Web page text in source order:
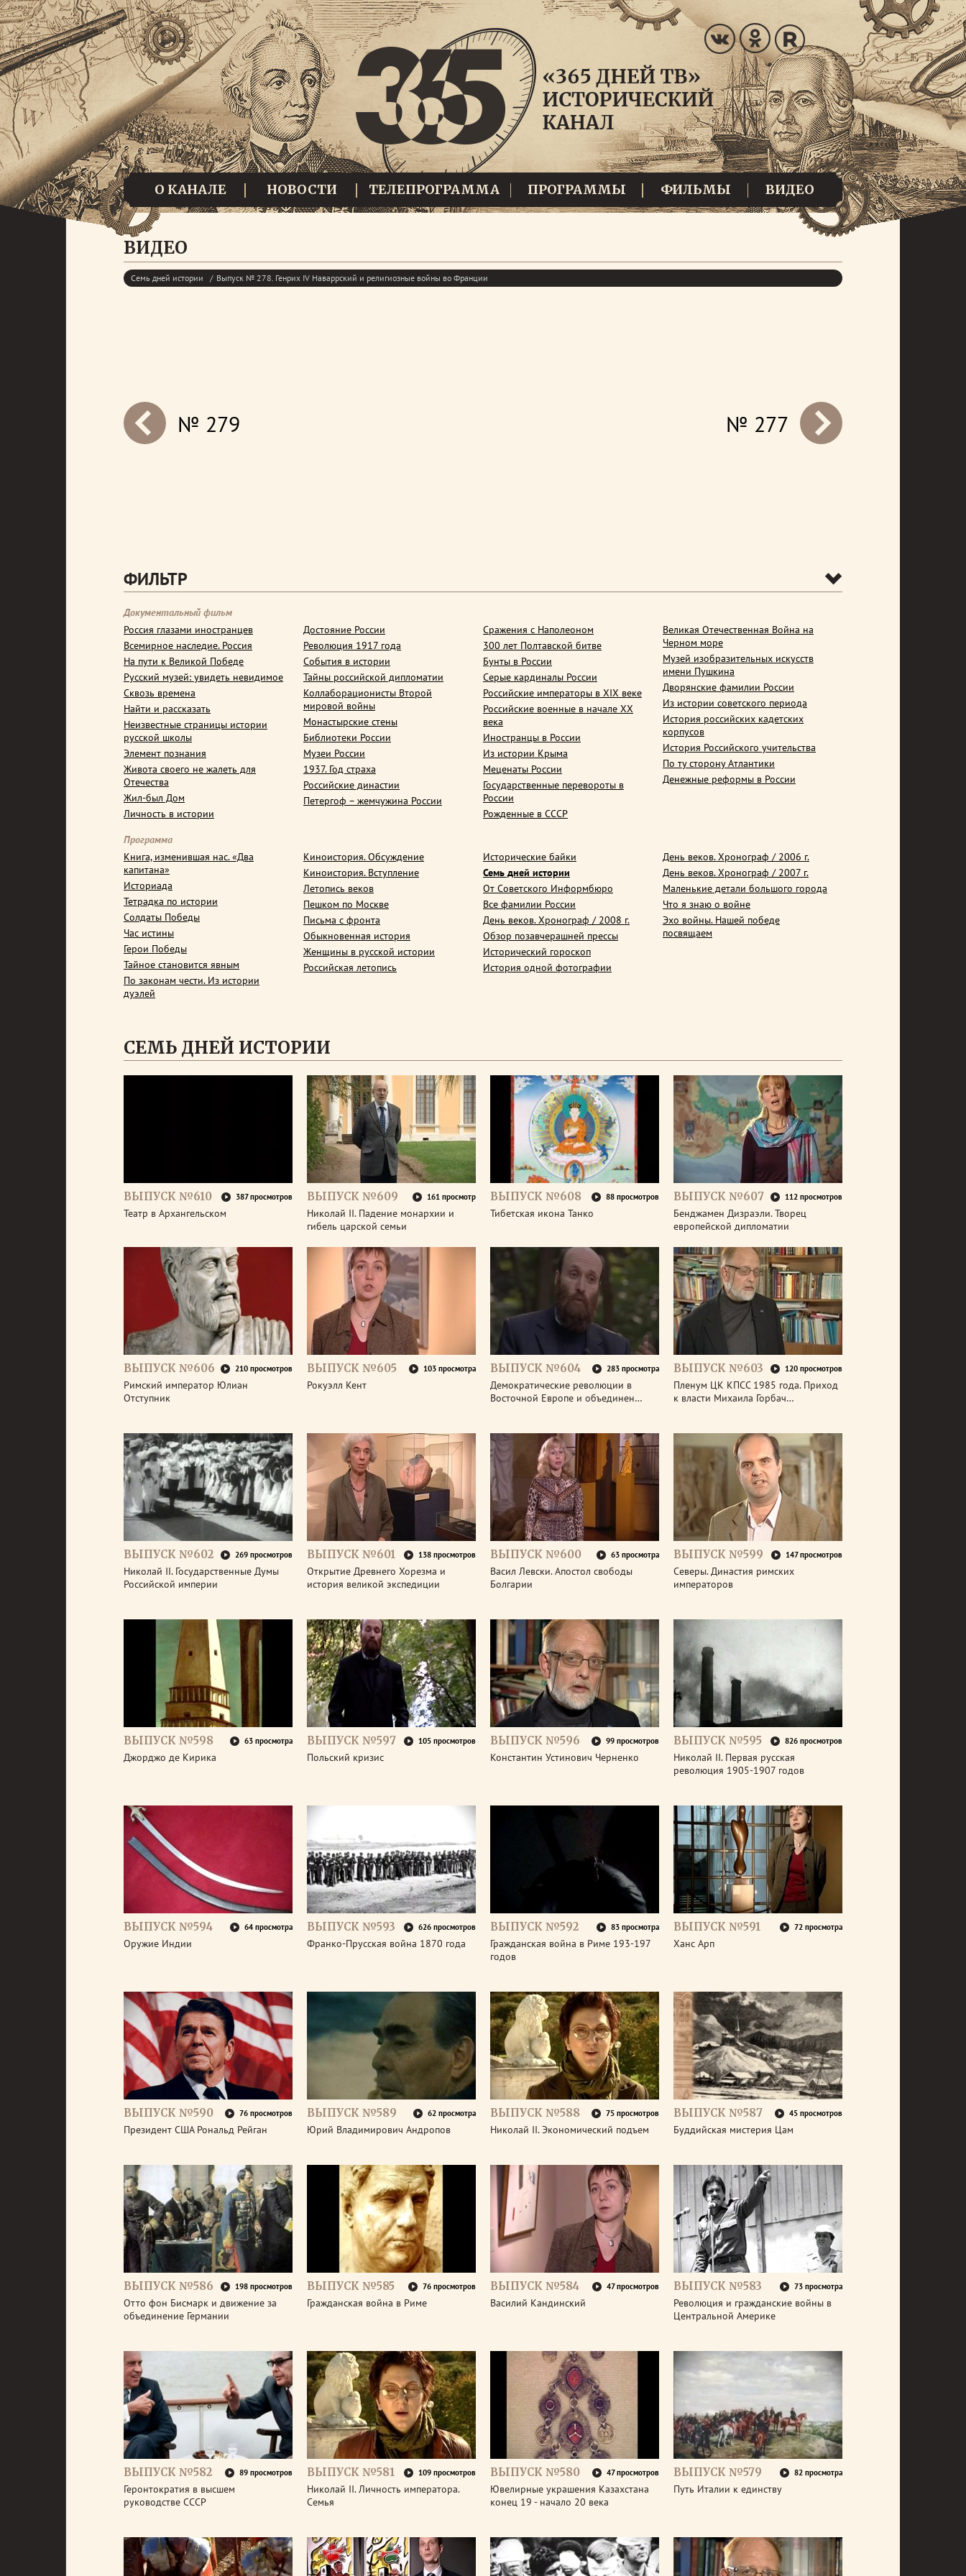
О КАНАЛЕ НОВОСТИ ТЕЛЕПРОГРАММА ПРОГРАММЫ ФИЛЬМЫ ВИДЕО
ВИДЕО
Семь дней истории Выпуск № 278. Генрих IV Наваррский и религиозные войны во Франции
prev
next № 277
№ 279
ФИЛЬТР
Документальный фильм
Россия глазами иностранцев
Всемирное наследие. Россия
На пути к Великой Победе
Русский музей: увидеть невидимое
Сквозь времена
Найти и рассказать
Неизвестные страницы истории
русской школы
Элемент познания
Живота своего не жалеть для
Отечества
Жил-был Дом
Личность в истории
Достояние России
Революция 1917 года
События в истории
Тайны российской дипломатии
Коллаборационисты Второй
мировой войны
Монастырские стены
Библиотеки России
Музеи России
1937. Год страха
Российские династии
Петергоф – жемчужина России
Сражения с Наполеоном
300 лет Полтавской битве
Бунты в России
Серые кардиналы России
Российские императоры в XIX веке
Российские военные в начале ХХ
века
Иностранцы в России
Из истории Крыма
Меценаты России
Государственные перевороты в
России
Рожденные в СССР
Великая Отечественная Война на
Черном море
Музей изобразительных искусств
имени Пушкина
Дворянские фамилии России
Из истории советского периода
История российских кадетских
корпусов
История Российского учительства
По ту сторону Атлантики
Денежные реформы в России
Программа
Книга, изменившая нас. «Два
капитана»
Историада
Тетрадка по истории
Солдаты Победы
Час истины
Герои Победы
Тайное становится явным
По законам чести. Из истории
дуэлей
Киноистория. Обсуждение
Киноистория. Вступление
Летопись веков
Пешком по Москве
Письма с фронта
Обыкновенная история
Женщины в русской истории
Российская летопись
Исторические байки
Семь дней истории
От Советского Информбюро
Все фамилии России
День веков. Хронограф / 2008 г.
Обзор позавчерашней прессы
Исторический гороскоп
История одной фотографии
День веков. Хронограф / 2006 г.
День веков. Хронограф / 2007 г.
Маленькие детали большого города
Что я знаю о войне
Эхо войны. Нашей победе
посвящаем
СЕМЬ ДНЕЙ ИСТОРИИ
ВЫПУСК №610 387 просмотров
Театр в Архангельском
ВЫПУСК №609 161 просмотр
Николай II. Падение монархии и
гибель царской семьи
ВЫПУСК №608 88 просмотров
Тибетская икона Танко
ВЫПУСК №607 112 просмотров
Бенджамен Дизраэли. Творец
европейской дипломатии
ВЫПУСК №606 210 просмотров
Римский император Юлиан
Отступник
ВЫПУСК №605 103 просмотра
Рокуэлл Кент
ВЫПУСК №604 283 просмотра
Демократические революции в
Восточной Европе и объединен…
ВЫПУСК №603 120 просмотров
Пленум ЦК КПСС 1985 года. Приход
к власти Михаила Горбач…
ВЫПУСК №602 269 просмотров
Николай II. Государственные Думы
Российской империи
ВЫПУСК №601 138 просмотров
Открытие Древнего Хорезма и
история великой экспедиции
ВЫПУСК №600 63 просмотра
Васил Левски. Апостол свободы
Болгарии
ВЫПУСК №599 147 просмотров
Северы. Династия римских
императоров
ВЫПУСК №598 63 просмотра
Джорджо де Кирика
ВЫПУСК №597 105 просмотров
Польский кризис
ВЫПУСК №596 99 просмотров
Константин Устинович Черненко
ВЫПУСК №595 826 просмотров
Николай II. Первая русская
революция 1905-1907 годов
ВЫПУСК №594 64 просмотра
Оружие Индии
ВЫПУСК №593 626 просмотров
Франко-Прусская война 1870 года
ВЫПУСК №592 83 просмотра
Гражданская война в Риме 193-197
годов
ВЫПУСК №591 72 просмотра
Ханс Арп
ВЫПУСК №590 76 просмотров
Президент США Рональд Рейган
ВЫПУСК №589 62 просмотра
Юрий Владимирович Андропов
ВЫПУСК №588 75 просмотров
Николай II. Экономический подъем
ВЫПУСК №587 45 просмотров
Буддийская мистерия Цам
ВЫПУСК №586 198 просмотров
Отто фон Бисмарк и движение за
объединение Германии
ВЫПУСК №585 76 просмотров
Гражданская война в Риме
ВЫПУСК №584 47 просмотров
Василий Кандинский
ВЫПУСК №583 73 просмотра
Революция и гражданские войны в
Центральной Америке
ВЫПУСК №582 89 просмотров
Геронтократия в высшем
руководстве СССР
ВЫПУСК №581 109 просмотров
Николай II. Личность императора.
Семья
ВЫПУСК №580 47 просмотров
Ювелирные украшения Казахстана
конец 19 - начало 20 века
ВЫПУСК №579 82 просмотра
Путь Италии к единству